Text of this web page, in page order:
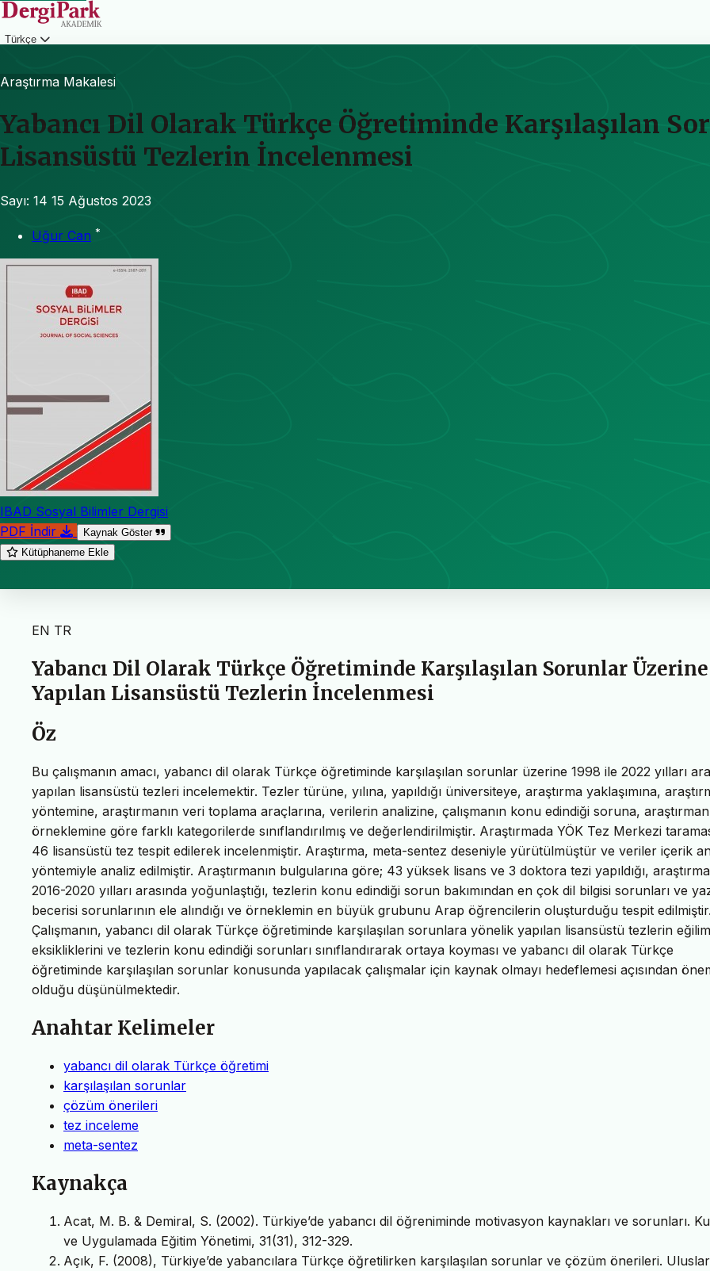
Türkçe
Araştırma Makalesi
Yabancı Dil Olarak Türkçe Öğretiminde Karşılaşılan
Lisansüstü Tezlerin İncelenmesi
Sayı: 14 15 Ağustos 2023
Uğur Can *
IBAD Sosyal Bilimler Dergisi
PDF İndir
Kaynak Göster
Kütüphaneme Ekle
EN TR
Yabancı Dil Olarak Türkçe Öğretiminde Karşılaşılan Sorunlar Üzerine
Yapılan Lisansüstü Tezlerin İncelenmesi
Öz
Bu çalışmanın amacı, yabancı dil olarak Türkçe öğretiminde karşılaşılan sorunlar üzerine 1998 ile 2022 yılları
yapılan lisansüstü tezleri incelemektir. Tezler türüne, yılına, yapıldığı üniversiteye, araştırma yaklaşımına,
yöntemine, araştırmanın veri toplama araçlarına, verilerin analizine, çalışmanın konu edindiği soruna,
örneklemine göre farklı kategorilerde sınıflandırılmış ve değerlendirilmiştir. Araştırmada YÖK Tez Merkezi
46 lisansüstü tez tespit edilerek incelenmiştir. Araştırma, meta-sentez deseniyle yürütülmüştür ve veriler içerik
yöntemiyle analiz edilmiştir. Araştırmanın bulgularına göre; 43 yüksek lisans ve 3 doktora tezi yapıldığı,
2016-2020 yılları arasında yoğunlaştığı, tezlerin konu edindiği sorun bakımından en çok dil bilgisi sorunları ve
becerisi sorunlarının ele alındığı ve örneklemin en büyük grubunu Arap öğrencilerin oluşturduğu tespit edilmiştir.
Çalışmanın, yabancı dil olarak Türkçe öğretiminde karşılaşılan sorunlara yönelik yapılan lisansüstü tezlerin
eksikliklerini ve tezlerin konu edindiği sorunları sınıflandırarak ortaya koyması ve yabancı dil olarak Türkçe
öğretiminde karşılaşılan sorunlar konusunda yapılacak çalışmalar için kaynak olmayı hedeflemesi açısından
olduğu düşünülmektedir.
Anahtar Kelimeler
yabancı dil olarak Türkçe öğretimi
karşılaşılan sorunlar
çözüm önerileri
tez inceleme
meta-sentez
Kaynakça
Acat, M. B. & Demiral, S. (2002). Türkiye’de yabancı dil öğreniminde motivasyon kaynakları ve sorunları.
ve Uygulamada Eğitim Yönetimi, 31(31), 312-329.
Açık, F. (2008), Türkiye’de yabancılara Türkçe öğretilirken karşılaşılan sorunlar ve çözüm önerileri.